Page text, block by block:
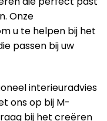
Onze
u te helpen bij het
passen bij uw
interieuradvies
ons op bij M-
bij het creëren